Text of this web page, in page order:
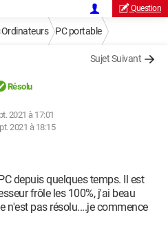
Question
Ordinateurs PC portable
Sujet Suivant
Résolu
2021 à 17:01
2021 à 18:15
depuis quelques temps. Il est
frôle les 100%, j'ai beau
n'est pas résolu....je commence